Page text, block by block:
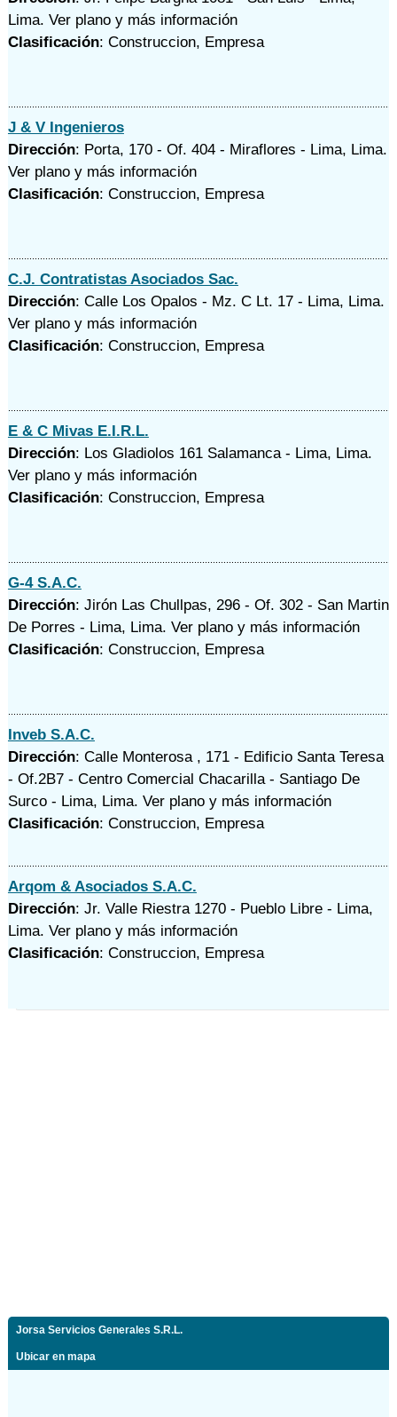
Lima. Ver plano y más información
Clasificación: Construccion, Empresa
J & V Ingenieros
Dirección: Porta, 170 - Of. 404 - Miraflores - Lima, Lima.
Ver plano y más información
Clasificación: Construccion, Empresa
C.J. Contratistas Asociados Sac.
Dirección: Calle Los Opalos - Mz. C Lt. 17 - Lima, Lima.
Ver plano y más información
Clasificación: Construccion, Empresa
E & C Mivas E.I.R.L.
Dirección: Los Gladiolos 161 Salamanca - Lima, Lima.
Ver plano y más información
Clasificación: Construccion, Empresa
G-4 S.A.C.
Dirección: Jirón Las Chullpas, 296 - Of. 302 - San Martin
De Porres - Lima, Lima. Ver plano y más información
Clasificación: Construccion, Empresa
Inveb S.A.C.
Dirección: Calle Monterosa , 171 - Edificio Santa Teresa
- Of.2B7 - Centro Comercial Chacarilla - Santiago De
Surco - Lima, Lima. Ver plano y más información
Clasificación: Construccion, Empresa
Arqom & Asociados S.A.C.
Dirección: Jr. Valle Riestra 1270 - Pueblo Libre - Lima,
Lima. Ver plano y más información
Clasificación: Construccion, Empresa
Jorsa Servicios Generales S.R.L.
Ubicar en mapa